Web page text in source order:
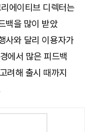
에이티브 디렉터는
백을 많이 받았
사와 달리 이용자가
에서 많은 피드백
려해 출시 때까지